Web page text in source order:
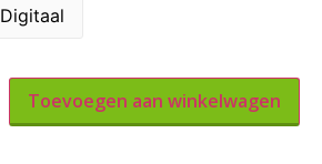
Digitaal
Toevoegen aan winkelwagen